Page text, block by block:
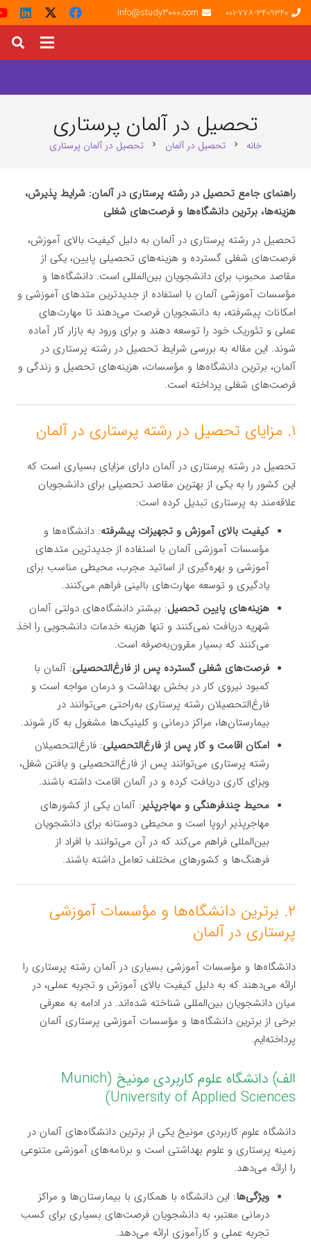
001-778-3409340
info@study3000.com
تحصیل در آلمان پرستاری
خانه chevron_right تحصیل در آلمان chevron_right تحصیل در آلمان پرستاری
راهنمای جامع تحصیل در رشته پرستاری در آلمان: شرایط پذیرش،
هزینه‌ها، برترین دانشگاه‌ها و فرصت‌های شغلی
تحصیل در رشته پرستاری در آلمان به دلیل کیفیت بالای آموزش،
فرصت‌های شغلی گسترده و هزینه‌های تحصیلی پایین، یکی از
مقاصد محبوب برای دانشجویان بین‌المللی است. دانشگاه‌ها و
مؤسسات آموزشی آلمان با استفاده از جدیدترین متدهای آموزشی و
امکانات پیشرفته، به دانشجویان فرصت می‌دهند تا مهارت‌های
عملی و تئوریک خود را توسعه دهند و برای ورود به بازار کار آماده
شوند. این مقاله به بررسی شرایط تحصیل در رشته پرستاری در
آلمان، برترین دانشگاه‌ها و مؤسسات، هزینه‌های تحصیل و زندگی و
فرصت‌های شغلی پرداخته است.
۱. مزایای تحصیل در رشته پرستاری در آلمان
تحصیل در رشته پرستاری در آلمان دارای مزایای بسیاری است که
این کشور را به یکی از بهترین مقاصد تحصیلی برای دانشجویان
علاقه‌مند به پرستاری تبدیل کرده است:
کیفیت بالای آموزش و تجهیزات پیشرفته: دانشگاه‌ها و
مؤسسات آموزشی آلمان با استفاده از جدیدترین متدهای
آموزشی و بهره‌گیری از اساتید مجرب، محیطی مناسب برای
یادگیری و توسعه مهارت‌های بالینی فراهم می‌کنند.
هزینه‌های پایین تحصیل: بیشتر دانشگاه‌های دولتی آلمان
شهریه دریافت نمی‌کنند و تنها هزینه خدمات دانشجویی را اخذ
می‌کنند که بسیار مقرون‌به‌صرفه است.
فرصت‌های شغلی گسترده پس از فارغ‌التحصیلی: آلمان با
کمبود نیروی کار در بخش بهداشت و درمان مواجه است و
فارغ‌التحصیلان رشته پرستاری به‌راحتی می‌توانند در
بیمارستان‌ها، مراکز درمانی و کلینیک‌ها مشغول به کار شوند.
امکان اقامت و کار پس از فارغ‌التحصیلی: فارغ‌التحصیلان
رشته پرستاری می‌توانند پس از فارغ‌التحصیلی و یافتن شغل،
ویزای کاری دریافت کرده و در آلمان اقامت داشته باشند.
محیط چندفرهنگی و مهاجرپذیر: آلمان یکی از کشورهای
مهاجرپذیر اروپا است و محیطی دوستانه برای دانشجویان
بین‌المللی فراهم می‌کند که در آن می‌توانند با افراد از
فرهنگ‌ها و کشورهای مختلف تعامل داشته باشند.
۲. برترین دانشگاه‌ها و مؤسسات آموزشی
پرستاری در آلمان
دانشگاه‌ها و مؤسسات آموزشی بسیاری در آلمان رشته پرستاری را
ارائه می‌دهند که به دلیل کیفیت بالای آموزش و تجربه عملی، در
میان دانشجویان بین‌المللی شناخته شده‌اند. در ادامه به معرفی
برخی از برترین دانشگاه‌ها و مؤسسات آموزشی پرستاری آلمان
پرداخته‌ایم.
الف) دانشگاه علوم کاربردی مونیخ (Munich
University of Applied Sciences)
دانشگاه علوم کاربردی مونیخ یکی از برترین دانشگاه‌های آلمان در
زمینه پرستاری و علوم بهداشتی است و برنامه‌های آموزشی متنوعی
را ارائه می‌دهد.
ویژگی‌ها: این دانشگاه با همکاری با بیمارستان‌ها و مراکز
درمانی معتبر، به دانشجویان فرصت‌های بسیاری برای کسب
تجربه عملی و کارآموزی ارائه می‌دهد.